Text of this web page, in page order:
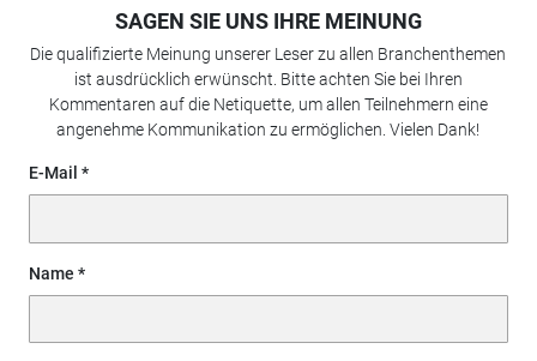
SAGEN SIE UNS IHRE MEINUNG
Die qualifizierte Meinung unserer Leser zu allen Branchenthemen
ist ausdrücklich erwünscht. Bitte achten Sie bei Ihren
Kommentaren auf die Netiquette, um allen Teilnehmern eine
angenehme Kommunikation zu ermöglichen. Vielen Dank!
E-Mail
Name